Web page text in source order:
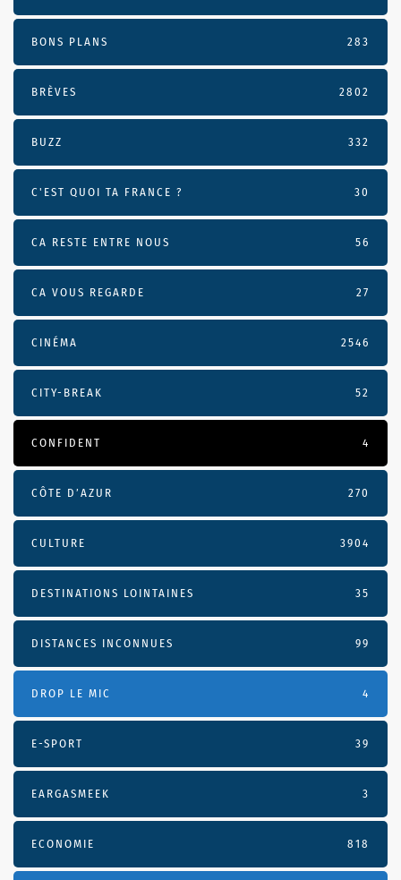
BONS PLANS 283
BRÈVES 2802
BUZZ 332
C'EST QUOI TA FRANCE ? 30
CA RESTE ENTRE NOUS 56
CA VOUS REGARDE 27
CINÉMA 2546
CITY-BREAK 52
CONFIDENT 4
CÔTE D’AZUR 270
CULTURE 3904
DESTINATIONS LOINTAINES 35
DISTANCES INCONNUES 99
DROP LE MIC 4
E-SPORT 39
EARGASMEEK 3
ECONOMIE 818